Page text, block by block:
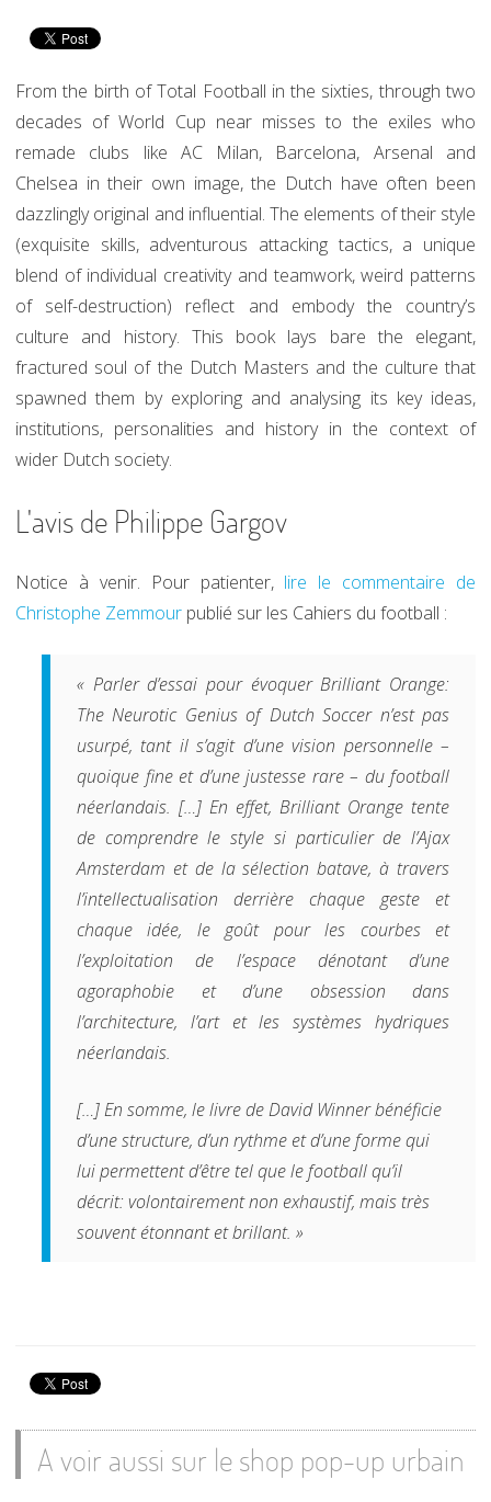
From the birth of Total Football in the sixties, through two
decades of World Cup near misses to the exiles who
remade clubs like AC Milan, Barcelona, Arsenal and
Chelsea in their own image, the Dutch have often been
dazzlingly original and influential. The elements of their style
(exquisite skills, adventurous attacking tactics, a unique
blend of individual creativity and teamwork, weird patterns
of self-destruction) reflect and embody the country’s
culture and history. This book lays bare the elegant,
fractured soul of the Dutch Masters and the culture that
spawned them by exploring and analysing its key ideas,
institutions, personalities and history in the context of
wider Dutch society.
L'avis de Philippe Gargov
Notice à venir. Pour patienter, lire le commentaire de
Christophe Zemmour publié sur les Cahiers du football :
« Parler d’essai pour évoquerBrilliant Orange:
The Neurotic Genius of Dutch Soccern’est pas
usurpé, tant il s’agit d’une vision personnelle –
quoique fine et d’une justesse rare – du football
néerlandais. […] En effet, Brilliant Orange tente
de comprendre le style si particulier de l’Ajax
Amsterdam et de la sélection batave, à travers
l’intellectualisation derrière chaque geste et
chaque idée, le goût pour les courbes et
l’exploitation de l’espace dénotant d’une
agoraphobie et d’une obsession dans
l’architecture, l’art et les systèmes hydriques
néerlandais.
[…] En somme, le livre de David Winner bénéficie
d’une structure, d’un rythme et d’une forme qui
lui permettent d’être tel que le football qu’il
décrit: volontairement non exhaustif, mais très
souvent étonnant et brillant. »
A voir aussi sur le shop pop-up urbain